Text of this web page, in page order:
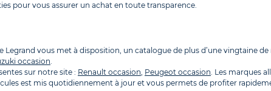
pour vous assurer un achat en toute transparence.
vous met à disposition, un catalogue de plus d’une vingtaine
occasion.
sur notre site : Renault occasion, Peugeot occasion. Les marques
est mis quotidiennement à jour et vous permets de profiter